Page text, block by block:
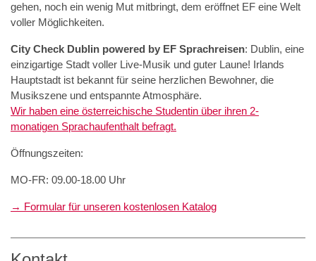
gehen, noch ein wenig Mut mitbringt, dem eröffnet EF eine Welt
voller Möglichkeiten.
City Check Dublin powered by EF Sprachreisen: Dublin, eine
einzigartige Stadt voller Live-Musik und guter Laune! Irlands
Hauptstadt ist bekannt für seine herzlichen Bewohner, die
Musikszene und entspannte Atmosphäre.
Wir haben eine österreichische Studentin über ihren 2-
monatigen Sprachaufenthalt befragt.
Öffnungszeiten:
MO-FR: 09.00-18.00 Uhr
→ Formular für unseren kostenlosen Katalog